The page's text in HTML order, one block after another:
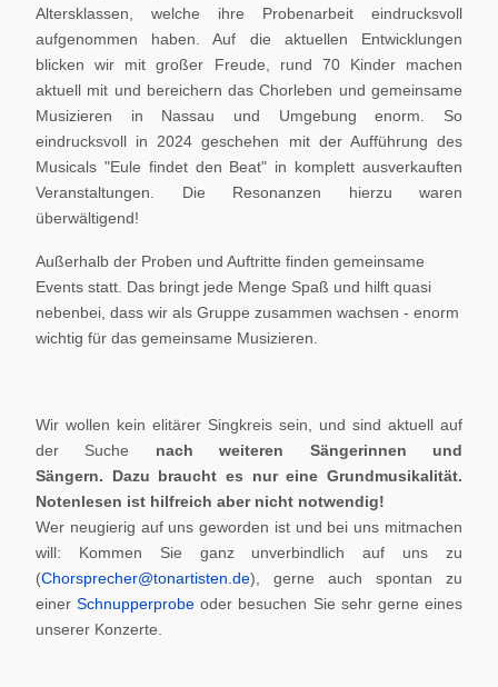
Altersklassen, welche ihre Probenarbeit eindrucksvoll
aufgenommen haben. Auf die aktuellen Entwicklungen
blicken wir mit großer Freude, rund 70 Kinder machen
aktuell mit und bereichern das Chorleben und gemeinsame
Musizieren in Nassau und Umgebung enorm. So
eindrucksvoll in 2024 geschehen mit der Aufführung des
Musicals "Eule findet den Beat" in komplett ausverkauften
Veranstaltungen. Die Resonanzen hierzu waren
überwältigend!
Außerhalb der Proben und Auftritte finden gemeinsame
Events statt. Das bringt jede Menge Spaß und hilft quasi
nebenbei, dass wir als Gruppe zusammen wachsen - enorm
wichtig für das gemeinsame Musizieren.
Wir wollen kein elitärer Singkreis sein, und sind aktuell auf
der Suche nach weiteren Sängerinnen und
Sängern. Dazu braucht es nur eine Grundmusikalität.
Notenlesen ist hilfreich aber nicht notwendig!
Wer neugierig auf uns geworden ist und bei uns mitmachen
will: Kommen Sie ganz unverbindlich auf uns zu
(Chorsprecher@tonartisten.de), gerne auch spontan zu
einerSchnupperprobe oder besuchen Sie sehr gerne eines
unserer Konzerte.